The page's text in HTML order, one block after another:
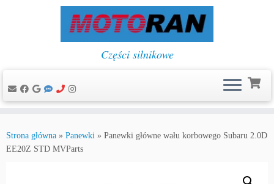
do
treści
Części silnikowe
Strona główna » Panewki » Panewki główne wału korbowego Subaru 2.0D
EE20Z STD MVParts